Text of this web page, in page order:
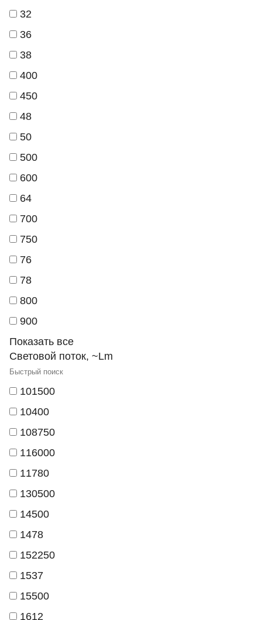
32
36
38
400
450
48
50
500
600
64
700
750
76
78
800
900
Показать все
Световой поток, ~Lm
101500
10400
108750
116000
11780
130500
14500
1478
152250
1537
15500
1612